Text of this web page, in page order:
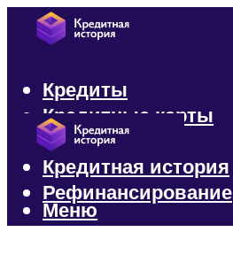
Кредиты
Кредитные карты
Микрозаймы
Кредитная история
Рефинансирование
Меню